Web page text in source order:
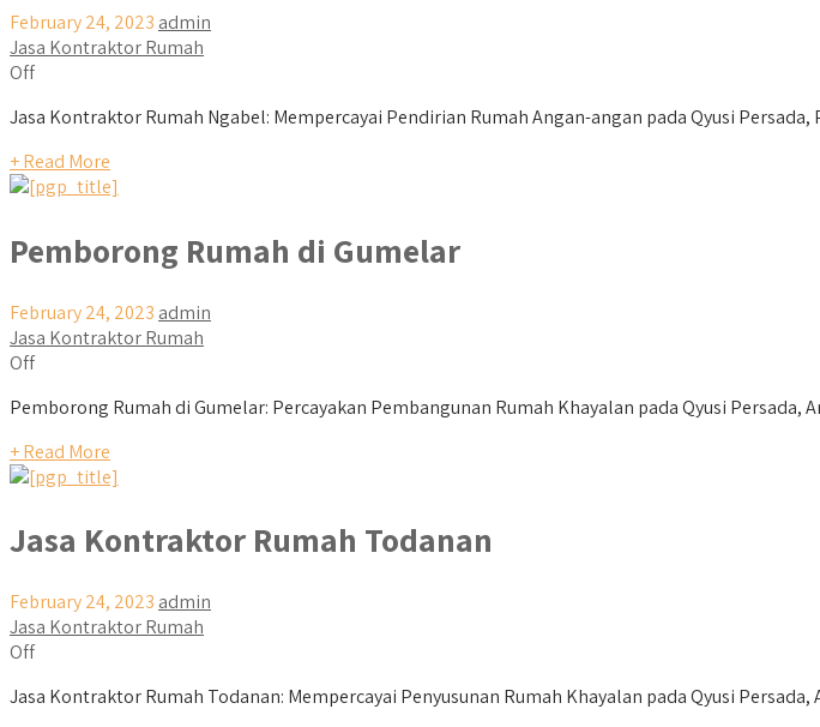
February 24, 2023 admin
Jasa Kontraktor Rumah
Off
Jasa Kontraktor Rumah Ngabel: Mempercayai Pendirian Rumah Angan-angan pada Qyusi
+ Read More
Pemborong Rumah di Gumelar
February 24, 2023 admin
Jasa Kontraktor Rumah
Off
Pemborong Rumah di Gumelar: Percayakan Pembangunan Rumah Khayalan pada Qyusi
+ Read More
Jasa Kontraktor Rumah Todanan
February 24, 2023 admin
Jasa Kontraktor Rumah
Off
Jasa Kontraktor Rumah Todanan: Mempercayai Penyusunan Rumah Khayalan pada Qyusi